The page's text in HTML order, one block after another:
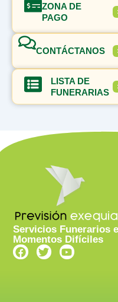
ZONA DE
PAGO
CONTÁCTANOS
LISTA DE
FUNERARIAS
Servicios Funerarios
Momentos Difíciles
F
a
T
w
Y
o